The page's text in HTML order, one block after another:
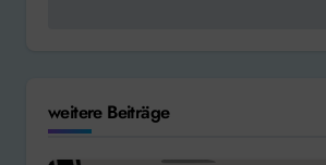
weitere Beiträge